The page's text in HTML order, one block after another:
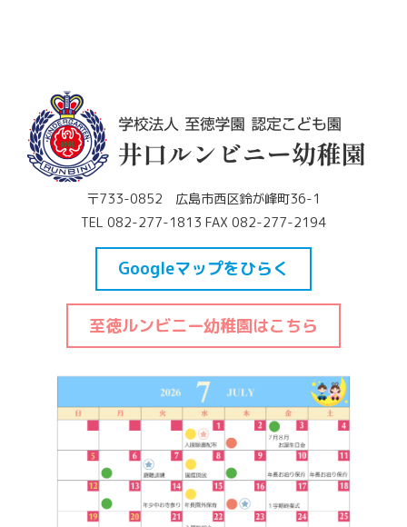
〒733-0852 広島市西区鈴が峰町36-1
TEL 082-277-1813 FAX 082-277-2194
Googleマップをひらく
至徳ルンビニー幼稚園はこちら